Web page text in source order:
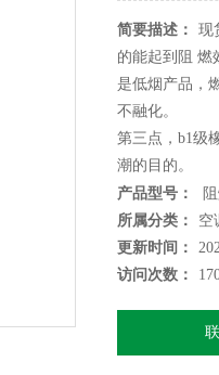
简要描述：
现
的能起到阻 燃
是低烟产品，
不融化。
第三点，b1级
潮的目的。
第四点，我们
产品型号：
所属分类：
空
更新时间：
访问次数：